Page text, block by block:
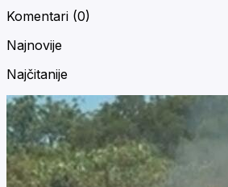
Komentari (0)
Najnovije
Najčitanije